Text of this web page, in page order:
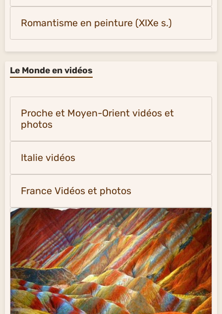
Romantisme en peinture (XIXe s.)
Le Monde en vidéos
Proche et Moyen-Orient vidéos et
photos
Italie vidéos
France Vidéos et photos